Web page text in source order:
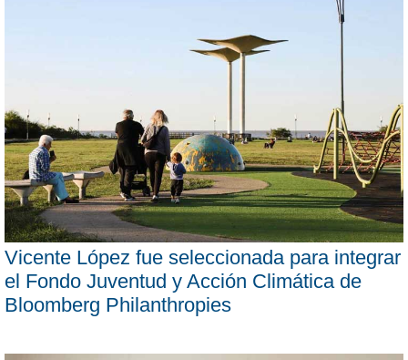
Vicente López fue seleccionada para integrar
el Fondo Juventud y Acción Climática de
Bloomberg Philanthropies